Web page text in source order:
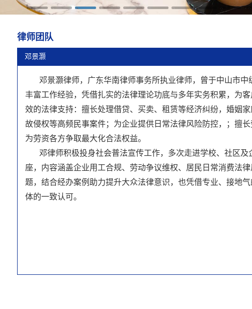
1 2 3 4 5 6 7 8 9
律师团队
邓景灏
邓景灏律师，广东华南律师事务所执业律师，曾于中山市中
丰富工作经验，凭借扎实的法律理论功底与多年实务积累，为
效的法律支持：擅长处理借贷、买卖、租赁等经济纠纷，婚姻
故侵权等高频民事案件；为企业提供日常法律风险防控，；擅长
为劳资各方争取最大化合法权益。
邓律师积极投身社会普法宣传工作，多次走进学校、社区及
座，内容涵盖企业用工合规、劳动争议维权、居民日常消费法
题，结合经办案例助力提升大众法律意识，也凭借专业、接地
体的一致认可。